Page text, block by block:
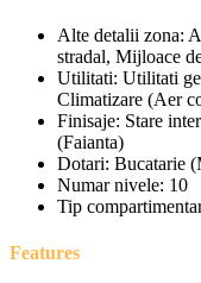
Alte detalii zona:
stradal, Mijloace
Utilitati: Utilitati
Climatizare (Aer
Finisaje: Stare
(Faianta)
Dotari: Bucatarie
Numar nivele: 10
Tip
Features